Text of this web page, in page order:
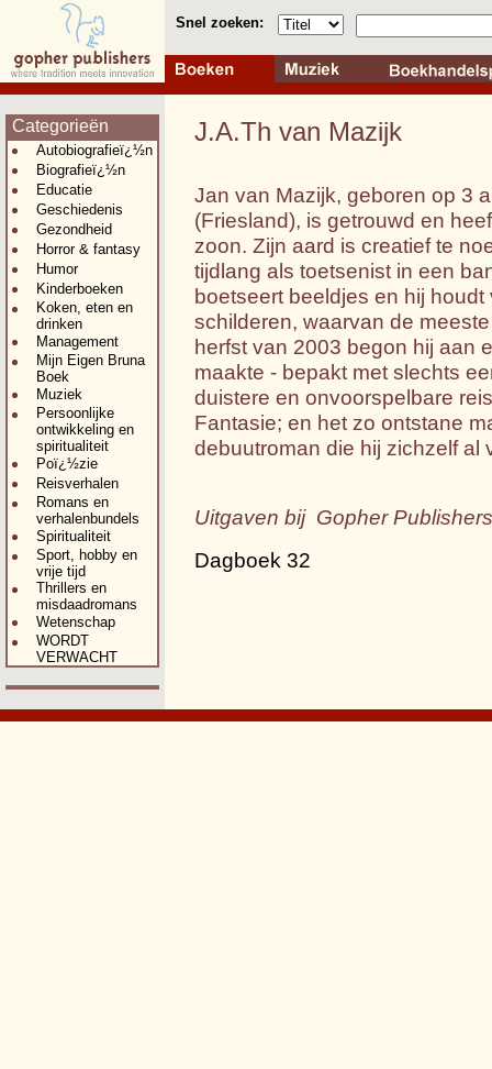
Snel zoeken:
Categorieën
Autobiografieï¿½n
Biografieï¿½n
Educatie
Geschiedenis
Gezondheid
Horror & fantasy
Humor
Kinderboeken
Koken, eten en
drinken
Management
Mijn Eigen Bruna
Boek
Muziek
Persoonlijke
ontwikkeling en
spiritualiteit
Poï¿½zie
Reisverhalen
Romans en
verhalenbundels
Spiritualiteit
Sport, hobby en
vrije tijd
Thrillers en
misdaadromans
Wetenschap
WORDT
VERWACHT
J.A.Th van Mazijk
Jan van Mazijk, geboren op 3
(Friesland), is getrouwd en
zoon. Zijn aard is creatief te
tijdlang als toetsenist in een
boetseert beeldjes en hij
schilderen, waarvan de
herfst van 2003 begon hij aan
maakte - bepakt met slechts
duistere en onvoorspelbare
Fantasie; en het zo ontstane
debuutroman die hij zichzelf al
Uitgaven bij Gopher
Dagboek 32